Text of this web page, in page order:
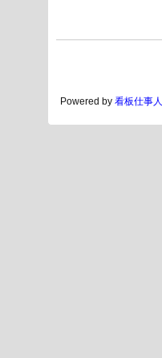
Powered by 看板仕事人